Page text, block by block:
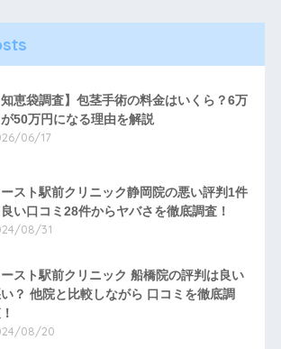
知恵袋調査】包茎手術の料金はいくら？6万
が50万円になる理由を解説
06/17
スト駅前クリニック静岡院の悪い評判1件
良い口コミ28件からヤバさを徹底調査！
08/31
スト駅前クリニック 船橋院の評判は良い
？ 他院と比較しながら 口コミを徹底調
08/20